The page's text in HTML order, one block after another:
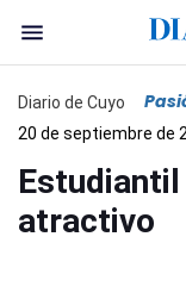
Diario de Cuyo
20 de septiembre de
Estudiantil
atractivo